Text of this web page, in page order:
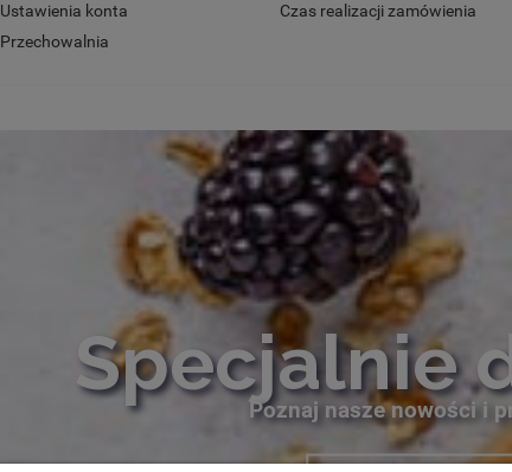
Ustawienia konta
Przechowalnia
Czas realizacji zamówienia
Specjalnie
Poznaj nasze nowości i